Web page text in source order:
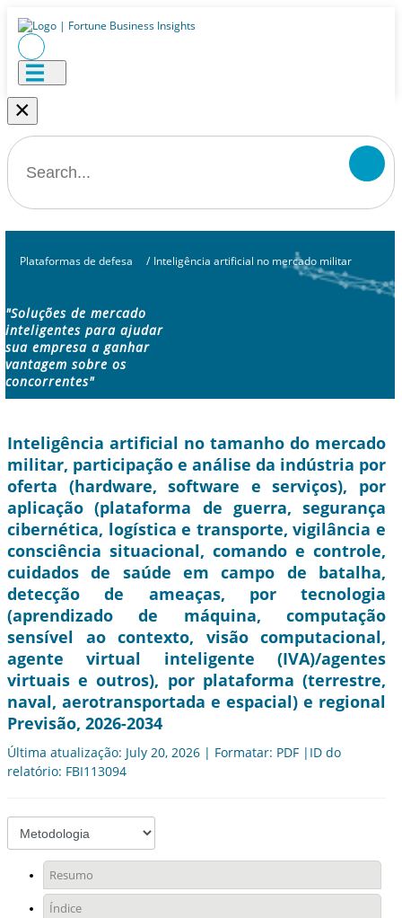
×
Plataformas de defesa / Inteligência artificial no mercado militar
"Soluções de mercado
inteligentes para ajudar
sua empresa a ganhar
vantagem sobre os
concorrentes"
Inteligência artificial no tamanho do mercado
militar, participação e análise da indústria por
oferta (hardware, software e serviços), por
aplicação (plataforma de guerra, segurança
cibernética, logística e transporte, vigilância e
consciência situacional, comando e controle,
cuidados de saúde em campo de batalha,
detecção de ameaças, por tecnologia
(aprendizado de máquina, computação
sensível ao contexto, visão computacional,
agente virtual inteligente (IVA)/agentes
virtuais e outros), por plataforma (terrestre,
naval, aerotransportada e espacial) e regional
Previsão, 2026-2034
Última atualização: July 20, 2026 | Formatar: PDF |ID do
relatório: FBI113094
Resumo
Índice